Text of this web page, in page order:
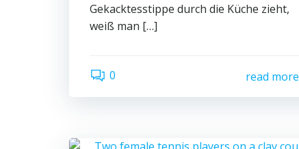
Gekacktesstippe durch die Küche zieht,
weiß man […]
0 read more